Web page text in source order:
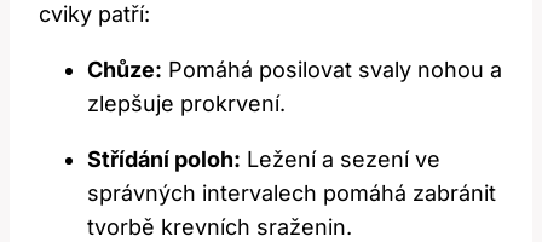
cviky patří:
Chůze: Pomáhá posilovat svaly nohou a
zlepšuje prokrvení.
Střídání poloh: Ležení a sezení ve
správných intervalech pomáhá zabránit
tvorbě krevních sraženin.